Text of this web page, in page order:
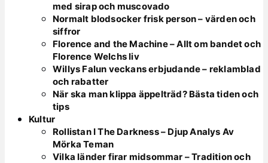
med sirap och muscovado
Normalt blodsocker frisk person – värden och
siffror
Florence and the Machine – Allt om bandet och
Florence Welchs liv
Willys Falun veckans erbjudande – reklamblad
och rabatter
När ska man klippa äppelträd? Bästa tiden och
tips
Kultur
Rollistan I The Darkness – Djup Analys Av
Mörka Teman
Vilka länder firar midsommar – Tradition och